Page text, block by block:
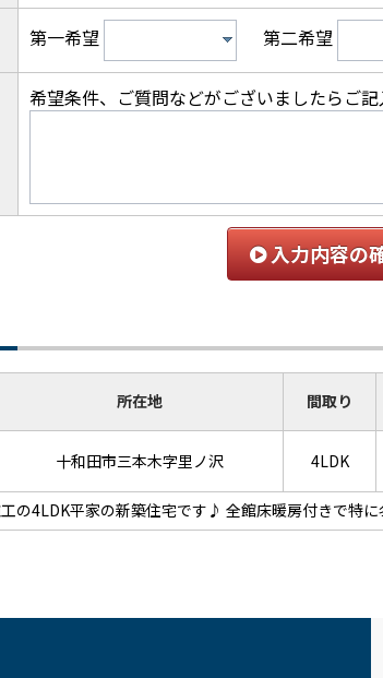
第一希望 第二希望
希望条件、ご質問などがございましたらご記
入力内容の
所在地 間取り
十和田市三本木字里ノ沢 4LDK
の4LDK平家の新築住宅です♪ 全館床暖房付きで特